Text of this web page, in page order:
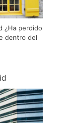
¿Ha perdido
dentro del